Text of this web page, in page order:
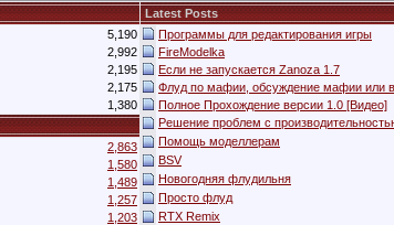
Latest Posts
5,190
2,992
2,195
2,175
1,380
Программы для редактирования игры
FireModelka
Если не запускается Zanoza 1.7
Флуд по мафии, обсуждение мафии или
Полное Прохождение версии 1.0 [Видео]
Решение проблем с
Помощь моделлерам
BSV
Новогодняя флудильня
Просто флуд
RTX Remix
2,863
1,580
1,489
1,257
1,203